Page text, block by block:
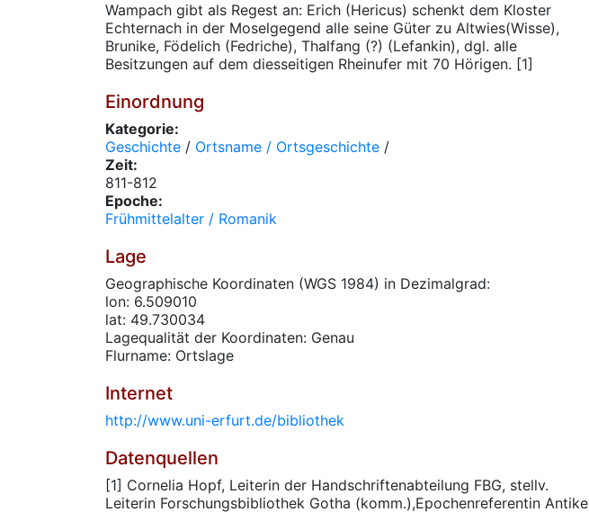
Wampach gibt als Regest an: Erich (Hericus) schenkt dem Kloster
Echternach in der Moselgegend alle seine Güter zu Altwies(Wisse),
Brunike, Födelich (Fedriche), Thalfang (?) (Lefankin), dgl. alle
Besitzungen auf dem diesseitigen Rheinufer mit 70 Hörigen. [1]
Einordnung
Kategorie:
Geschichte / Ortsname / Ortsgeschichte /
Zeit:
811-812
Epoche:
Frühmittelalter / Romanik
Lage
Geographische Koordinaten (WGS 1984) in Dezimalgrad:
lon: 6.509010
lat: 49.730034
Lagequalität der Koordinaten: Genau
Flurname: Ortslage
Internet
http://www.uni-erfurt.de/bibliothek
Datenquellen
[1] Cornelia Hopf, Leiterin der Handschriftenabteilung FBG, stellv.
Leiterin Forschungsbibliothek Gotha (komm.),Epochenreferentin Antike